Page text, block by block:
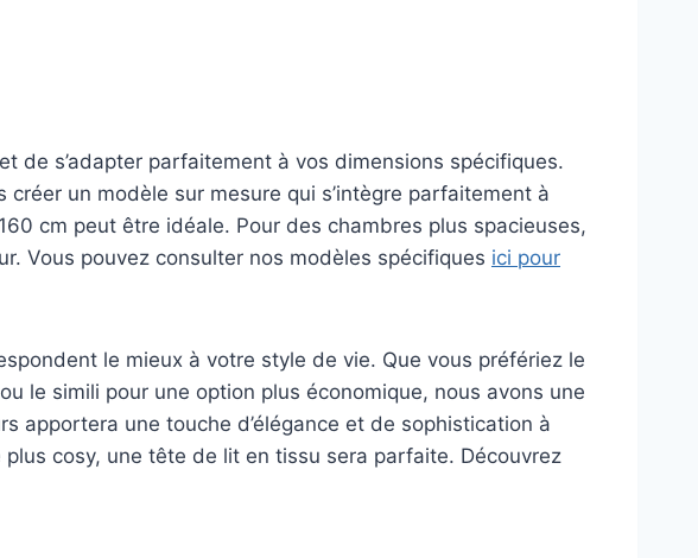
de s’adapter parfaitement à vos dimensions spécifiques.
un modèle sur mesure qui s’intègre parfaitement à
cm peut être idéale. Pour des chambres plus spacieuses,
Vous pouvez consulter nos modèles spécifiques ici pour
le mieux à votre style de vie. Que vous préfériez le
le simili pour une option plus économique, nous avons une
apportera une touche d’élégance et de sophistication à
plus cosy, une tête de lit en tissu sera parfaite. Découvrez